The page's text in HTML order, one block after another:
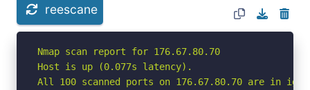
reescane
Nmap scan report for 176.67.80.70
Host is up (0.077s latency).
All 100 scanned ports on 176.67.80.70 are in